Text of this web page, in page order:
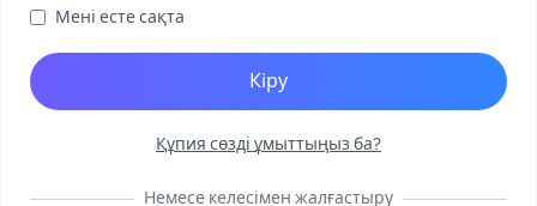
Мені есте сақта
Кіру
Құпия сөзді ұмыттыңыз ба?
Немесе келесімен жалғастыру